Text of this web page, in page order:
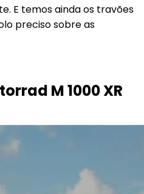
E temos ainda os travões
preciso sobre as
M 1000 XR